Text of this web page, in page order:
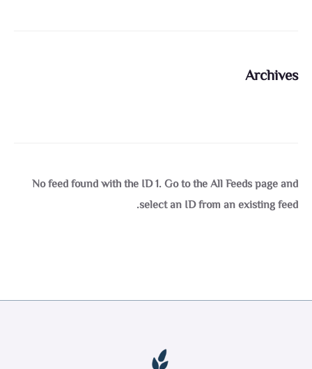
Archives
No feed found with the ID 1. Go to theAll Feeds pageand
select an ID from an existing feed.